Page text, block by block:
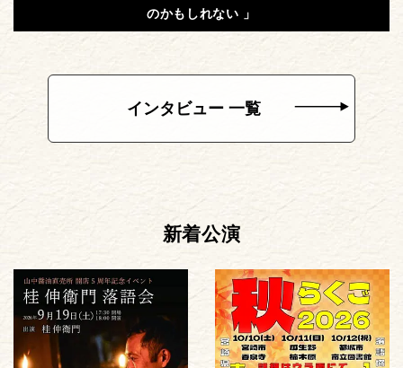
のかもしれない 」
インタビュー 一覧
新着公演